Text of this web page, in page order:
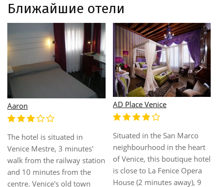
Ближайшие отели
hotel
9
30 kms to the airport (marco
polo international airport).
40 kms to the airport (treviso
airport). 20 km to the nearest
Adua Venezia
Enjoying an enviable
in Venice, this
hotel offers
quality
business and leisure